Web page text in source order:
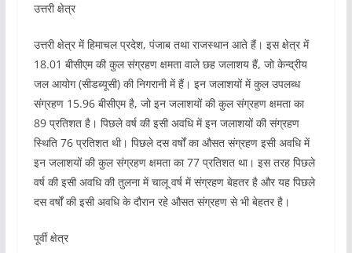
उत्तरी क्षेत्र
उत्तरी क्षेत्र में हिमाचल प्रदेश, पंजाब तथा राजस्थान आते हैं। इस क्षेत्र में
18.01 बीसीएम की कुल संग्रहण क्षमता वाले छह जलाशय हैं, जो केन्द्रीय
जल आयोग (सीडब्यूसी) की निगरानी में हैं। इन जलाशयों में कुल उपलब्ध
संग्रहण 15.96 बीसीएम है, जो इन जलाशयों की कुल संग्रहण क्षमता का
89 प्रतिशत है। पिछले वर्ष की इसी अवधि में इन जलाशयों की संग्रहण
स्थिति 76 प्रतिशत थी। पिछले दस वर्षों का औसत संग्रहण इसी अवधि में
इन जलाशयों की कुल संग्रहण क्षमता का 77 प्रतिशत था। इस तरह पिछले
वर्ष की इसी अवधि की तुलना में चालू वर्ष में संग्रहण बेहतर है और यह पिछले
दस वर्षों की इसी अवधि के दौरान रहे औसत संग्रहण से भी बेहतर है।
पूर्वी क्षेत्र